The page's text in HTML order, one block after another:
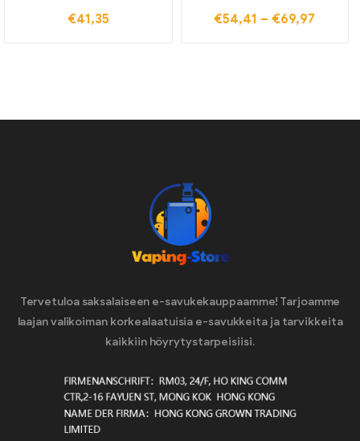
Vinci r Air Argus Navi Vsuit -
€41,35
0,3 Ohm Atomizer Dual
€54,41 – €69,97
Tervetuloa saksalaiseen e-savukekauppaamme! Tarjoamme
laajan valikoiman korkealaatuisia e-savukkeita ja tarvikkeita
kaikkiin höyrytystarpeisiisi.